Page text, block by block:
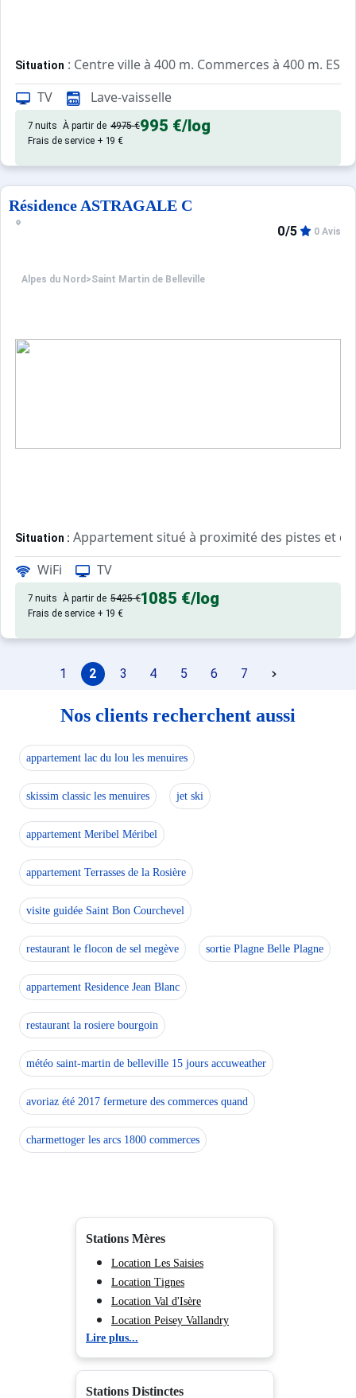
Situation : Centre ville à 400 m. Commerces à 400 m. ESF
Appartement de particulier : Appartements confortables et
TV Lave-vaisselle
7 nuits À partir de 4975 €995 €/log
Frais de service + 19 €
Résidence ASTRAGALE C
Alpes du Nord >Saint Martin de Belleville
0/5 0 Avis
Situation : Appartement situé à proximité des pistes et de
Appartement de particulier :
WiFi TV
7 nuits À partir de 5425 €1085 €/log
Frais de service + 19 €
1 2 3 4 5 6 7
Nos clients recherchent aussi
appartement lac du lou les menuires
skissim classic les menuires jet ski
appartement Meribel Méribel
appartement Terrasses de la Rosière
visite guidée Saint Bon Courchevel
restaurant le flocon de sel megève sortie Plagne Belle Plagne
appartement Residence Jean Blanc
restaurant la rosiere bourgoin
météo saint-martin de belleville 15 jours accuweather
avoriaz été 2017 fermeture des commerces quand
charmettoger les arcs 1800 commerces
Stations Mères
Location Les Saisies
Location Tignes
Location Val d'Isère
Location Peisey Vallandry
Location La Plagne
Location Les Arcs
Lire plus...
Stations Distinctes